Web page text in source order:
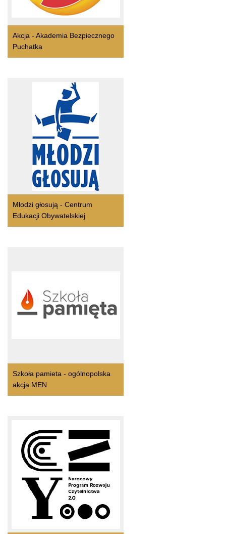
Akcja - Akademia Bezpiecznego
Puchatka
Młodzi głosują - Centrum
Edukacji Obywatelskiej
Szkoła pamieta - ogólnopolska
akcja MEN